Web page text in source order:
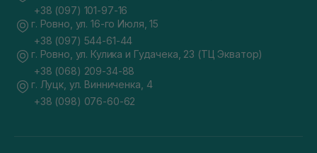
+38 (097) 101-97-16
г. Ровно, ул. 16-го Июля, 15
+38 (097) 544-61-44
г. Ровно, ул. Кулика и Гудачека, 23 (ТЦ Экватор)
+38 (068) 209-34-88
г. Луцк, ул. Винниченка, 4
+38 (098) 076-60-62